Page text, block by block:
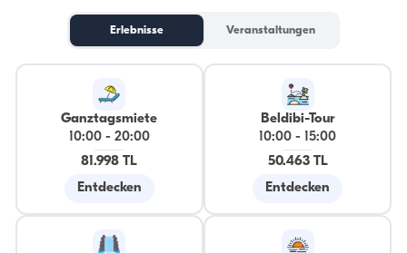
Erlebnisse Veranstaltungen
Ganztagsmiete
10:00- 20:00
81.998 TL
Entdecken
Beldibi-Tour
10:00 -
15:00
50.463 TL
Entdecken